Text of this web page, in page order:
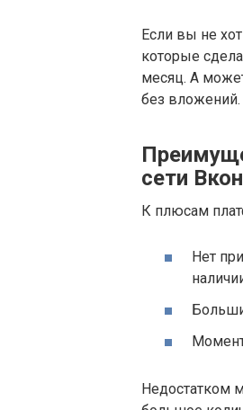
Если вы не
которые
месяц. А
без вложений.
сети
К плюсам
Нет
Недостатком